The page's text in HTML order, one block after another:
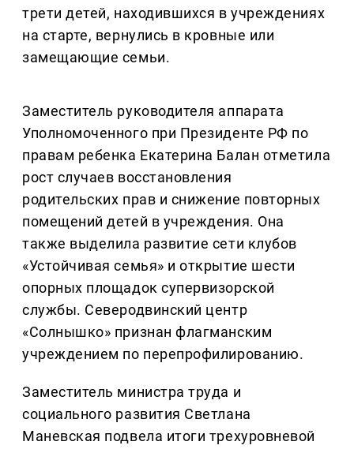
трети детей, находившихся в учреждениях
на старте, вернулись в кровные или
замещающие семьи.
Заместитель руководителя аппарата
Уполномоченного при Президенте РФ по
правам ребенка Екатерина Балан отметила
рост случаев восстановления
родительских прав и снижение повторных
помещений детей в учреждения. Она
также выделила развитие сети клубов
«Устойчивая семья» и открытие шести
опорных площадок супервизорской
службы. Северодвинский центр
«Солнышко» признан флагманским
учреждением по перепрофилированию.
Заместитель министра труда и
социального развития Светлана
Маневская подвела итоги трехуровневой